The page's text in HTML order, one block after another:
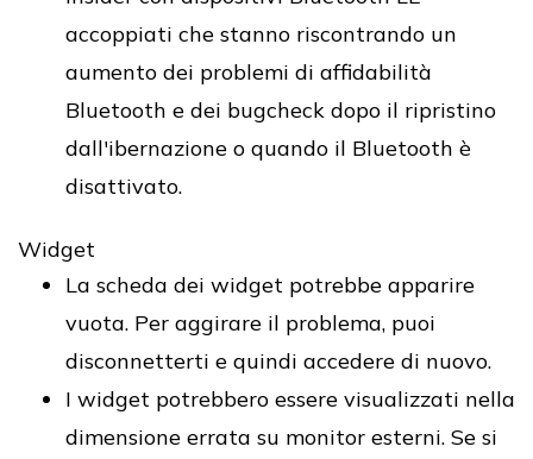
accoppiati che stanno riscontrando un
aumento dei problemi di affidabilità
Bluetooth e dei bugcheck dopo il ripristino
dall'ibernazione o quando il Bluetooth è
disattivato.
Widget
La scheda dei widget potrebbe apparire
vuota. Per aggirare il problema, puoi
disconnetterti e quindi accedere di nuovo.
I widget potrebbero essere visualizzati nella
dimensione errata su monitor esterni. Se si